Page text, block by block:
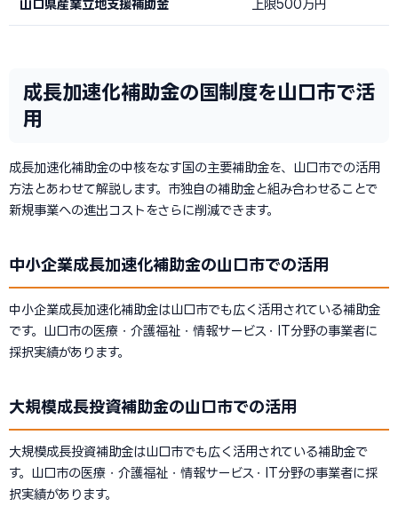
山口県産業立地支援補助金 上限500万円
成長加速化補助金の国制度を山口市で活
用
成長加速化補助金の中核をなす国の主要補助金を、山口市での活用
方法とあわせて解説します。市独自の補助金と組み合わせることで
新規事業への進出コストをさらに削減できます。
中小企業成長加速化補助金の山口市での活用
中小企業成長加速化補助金は山口市でも広く活用されている補助金
です。山口市の医療・介護福祉・情報サービス・IT分野の事業者に
採択実績があります。
大規模成長投資補助金の山口市での活用
大規模成長投資補助金は山口市でも広く活用されている補助金で
す。山口市の医療・介護福祉・情報サービス・IT分野の事業者に採
択実績があります。